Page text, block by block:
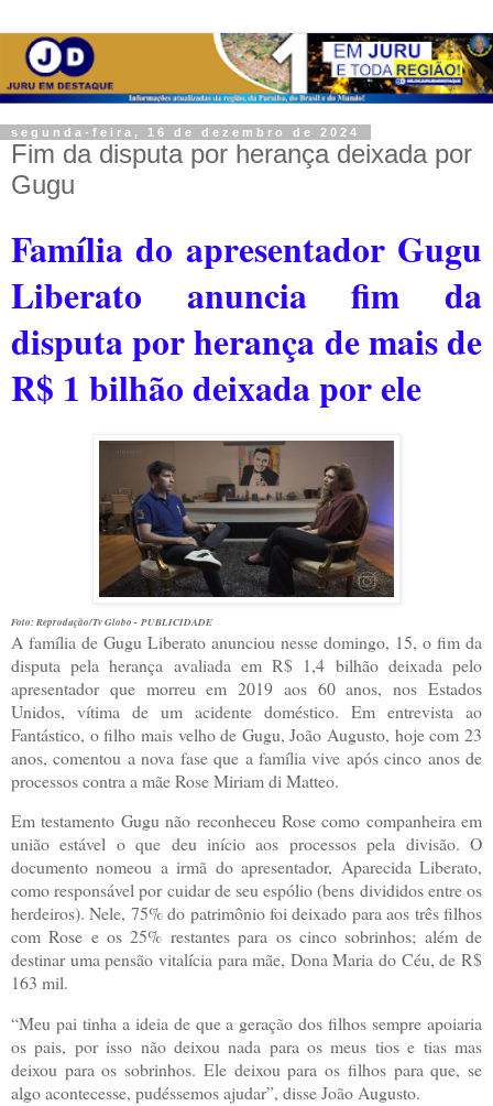
segunda-feira, 16 de dezembro de 2024
Fim da disputa por herança deixada por
Gugu
Família do apresentador Gugu
Liberato anuncia fim da
disputa por herança de mais de
R$ 1 bilhão deixada por ele
Foto: Reprodução/Tv Globo - PUBLICIDADE
A família de Gugu Liberato anunciou nesse domingo, 15, o fim da
disputa pela herança avaliada em R$ 1,4 bilhão deixada pelo
apresentador que morreu em 2019 aos 60 anos, nos Estados
Unidos, vítima de um acidente doméstico. Em entrevista ao
Fantástico, o filho mais velho de Gugu, João Augusto, hoje com 23
anos, comentou a nova fase que a família vive após cinco anos de
processos contra a mãe Rose Miriam di Matteo.
Em testamento Gugu não reconheceu Rose como companheira em
união estável o que deu início aos processos pela divisão. O
documento nomeou a irmã do apresentador, Aparecida Liberato,
como responsável por cuidar de seu espólio (bens divididos entre os
herdeiros). Nele, 75% do patrimônio foi deixado para aos três filhos
com Rose e os 25% restantes para os cinco sobrinhos; além de
destinar uma pensão vitalícia para mãe, Dona Maria do Céu, de R$
163 mil.
“Meu pai tinha a ideia de que a geração dos filhos sempre apoiaria
os pais, por isso não deixou nada para os meus tios e tias mas
deixou para os sobrinhos. Ele deixou para os filhos para que, se
algo acontecesse, pudéssemos ajudar”, disse João Augusto.